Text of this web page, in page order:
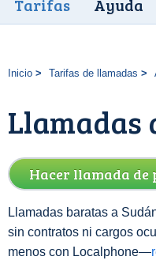
Tarifas Ayuda
Inicio Tarifas de llamadas
Llamadas
Hacer llamada de
Llamadas baratas a
sin contratos ni cargos
menos con Localphone—